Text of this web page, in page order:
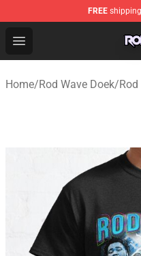
FREE
Open menu
Rod Wave Shop -
Home/Rod Wave Doek/